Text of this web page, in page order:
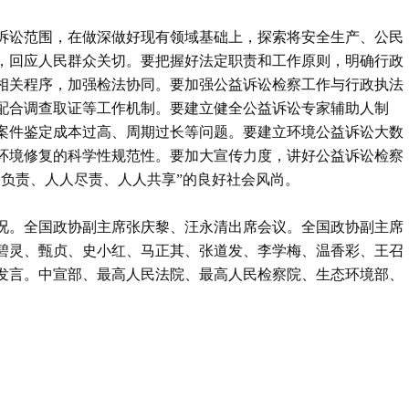
范围，在做深做好现有领域基础上，探索将安全生产、公民
应人民群众关切。要把握好法定职责和工作原则，明确行政
程序，加强检法协同。要加强公益诉讼检察工作与行政执法
调查取证等工作机制。要建立健全公益诉讼专家辅助人制
鉴定成本过高、周期过长等问题。要建立环境公益诉讼大数
修复的科学性规范性。要加大宣传力度，讲好公益诉讼检察
责、人人尽责、人人共享”的良好社会风尚。
。全国政协副主席张庆黎、汪永清出席会议。全国政协副主席
、甄贞、史小红、马正其、张道发、李学梅、温香彩、王召
。中宣部、最高人民法院、最高人民检察院、生态环境部、